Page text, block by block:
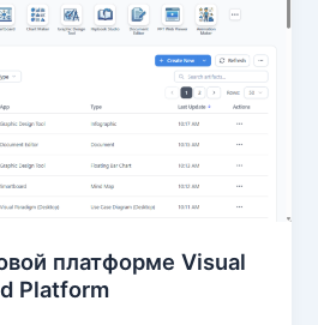
платформе Visual
Platform